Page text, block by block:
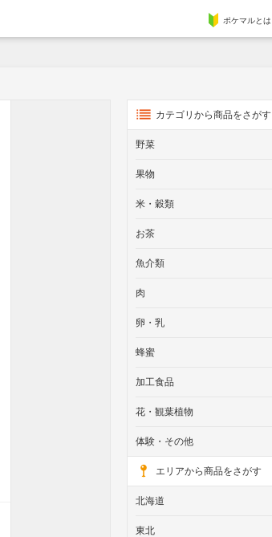
ポケマルとは
カテゴリから商品をさがす
野菜
果物
米・穀類
お茶
魚介類
肉
卵・乳
蜂蜜
加工食品
花・観葉植物
体験・その他
エリアから商品をさがす
北海道
東北